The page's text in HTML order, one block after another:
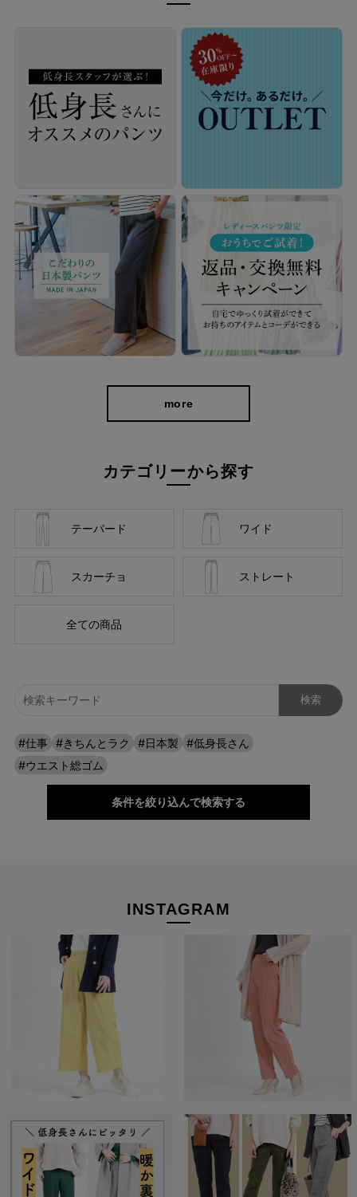
デニム見えなのに、軽くてお手入れも簡単。
more
カテゴリーから探す
テーパード ワイド
スカーチョ ストレート
全ての商品
#仕事 #きちんとラク #日本製
#低身長さん
#ウエスト総ゴム
条件を絞り込んで検索する
INSTAGRAM